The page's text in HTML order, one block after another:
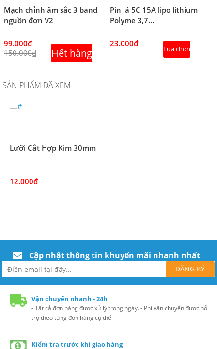
Mạch chỉnh âm sắc 3 band
nguồn đơn V2
99.000₫
150.000₫
Hết hàng
Pin lá 5C 15A lipo lithium
Polyme 3,7...
23.000₫
Lựa chọn
SẢN PHẨM ĐÃ XEM
Lưỡi Cắt Hợp Kim 30mm
12.000₫
Cập nhật thông tin khuyến mãi nhanh nhất
Vận chuyển nhanh - 24h
- Tất cả đơn hàng được xử lý trong ngày. - Phí vận chuyển được hỗ
trợ theo từng đơn hàng cụ thể
Kiểm tra trước khi giao hàng